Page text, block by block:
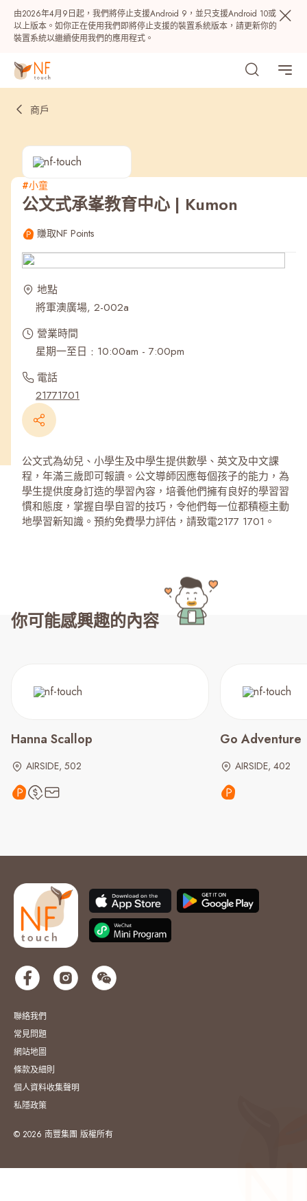
由2026年4月9日起，我們將停止支援Android 9，並只支援Android 10或
以上版本。如你正在使用我們即將停止支援的裝置系統版本，請更新你的
裝置系統以繼續使用我們的應用程式。
熱門
最近搜尋紀錄
商戶
#小童
公文式承峯教育中心 | Kumon
賺取NF Points
地點
將軍澳廣場, 2-002a
營業時間
星期一至日﹕10:00am - 7:00pm
電話
21771701
公文式為幼兒、小學生及中學生提供數學、英文及中文課
程，年滿三歲即可報讀。公文導師因應每個孩子的能力，為
學生提供度身訂造的學習內容，培養他們擁有良好的學習習
慣和態度，掌握自學自習的技巧，令他們每一位都積極主動
地學習新知識。預約免費學力評估，請致電2177 1701。
你可能感興趣的內容
Hanna Scallop
AIRSIDE, 502
Go Adventure
AIRSIDE, 402
聯絡我們
常見問題
網站地圖
條款及細則
個人資料收集聲明
私隱政策
© 2026 南豐集團 版權所有